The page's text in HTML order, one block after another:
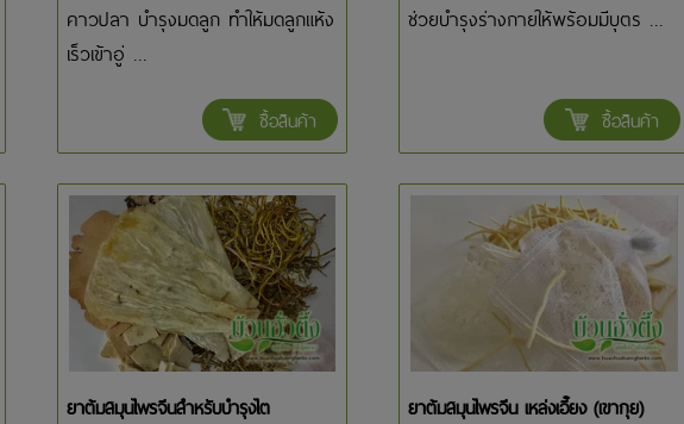
คาวปลา บำรุงมดลูก ทำให้มดลูกแห้ง
เร็วเข้าอู่ ...
ซื้อสินค้า
ช่วยบำรุงร่างกายให้พร้อมมีบุตร ...
ซื้อสินค้า
ยาต้มสมุนไพรจีนสำหรับบำรุงไต ยาต้มสมุนไพรจีน เหล่งเอี๊ยง (เขากุย)